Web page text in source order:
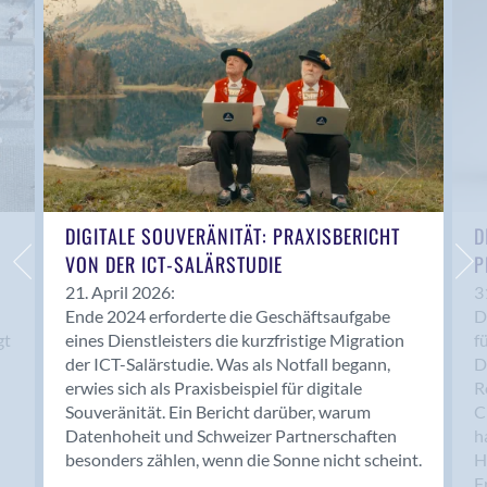
Anwil
Appenzell
Au SG
Baar
Baden
Balsthal
Balzers
Basel
Bassersdorf
Belp
Bendern
Benken (SG)
Bergdietikon
Berlin
Bern
Bern - Liebefeld
DIGITALE SOUVERÄNITÄT: PRAXISBERICHT
VON DER ICT-SALÄRSTUDIE
21. April 2026:
Ende 2024 erforderte die Geschäftsaufgabe
eines Dienstleisters die kurzfristige Migration
der ICT-Salärstudie. Was als Notfall begann,
erwies sich als Praxisbeispiel für digitale
Souveränität. Ein Bericht darüber, warum
Datenhoheit und Schweizer Partnerschaften
besonders zählen, wenn die Sonne nicht scheint.